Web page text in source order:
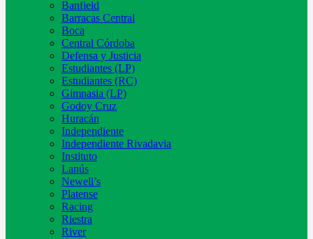
Banfield
Barracas Central
Boca
Central Córdoba
Defensa y Justicia
Estudiantes (LP)
Estudiantes (RC)
Gimnasia (LP)
Godoy Cruz
Huracán
Independiente
Independiente Rivadavia
Instituto
Lanús
Newell’s
Platense
Racing
Riestra
River